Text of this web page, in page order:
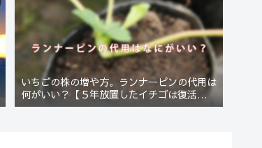
いちごの株の増や方。ランナーピンの代用は
何がいい？【５年放置したイチゴは復活する
のか？(10)】